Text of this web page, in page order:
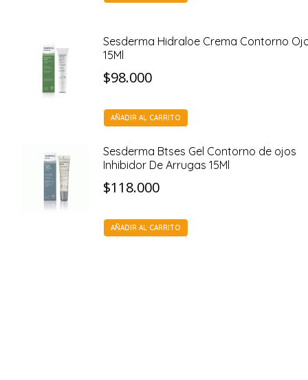
Sesderma Hidraloe Crema Contorno
15Ml
$98.000
AÑADIR AL CARRITO
Sesderma Btses Gel Contorno de ojos
Inhibidor De Arrugas 15Ml
$118.000
AÑADIR AL CARRITO